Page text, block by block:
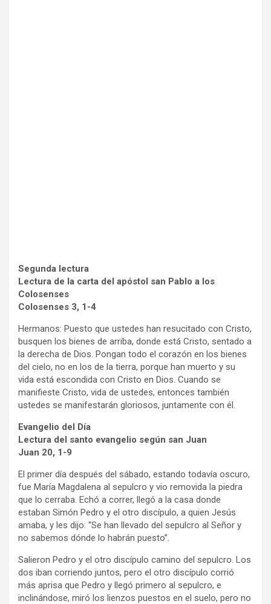
Segunda lectura
Lectura de la carta del apóstol san Pablo a los
Colosenses
Colosenses 3, 1-4
Hermanos: Puesto que ustedes han resucitado con Cristo,
busquen los bienes de arriba, donde está Cristo, sentado a
la derecha de Dios. Pongan todo el corazón en los bienes
del cielo, no en los de la tierra, porque han muerto y su
vida está escondida con Cristo en Dios. Cuando se
manifieste Cristo, vida de ustedes, entonces también
ustedes se manifestarán gloriosos, juntamente con él.
Evangelio del Día
Lectura del santo evangelio según san Juan
Juan 20, 1-9
El primer día después del sábado, estando todavía oscuro,
fue María Magdalena al sepulcro y vio removida la piedra
que lo cerraba. Echó a correr, llegó a la casa donde
estaban Simón Pedro y el otro discípulo, a quien Jesús
amaba, y les dijo: “Se han llevado del sepulcro al Señor y
no sabemos dónde lo habrán puesto”.
Salieron Pedro y el otro discípulo camino del sepulcro. Los
dos iban corriendo juntos, pero el otro discípulo corrió
más aprisa que Pedro y llegó primero al sepulcro, e
inclinándose, miró los lienzos puestos en el suelo, pero no